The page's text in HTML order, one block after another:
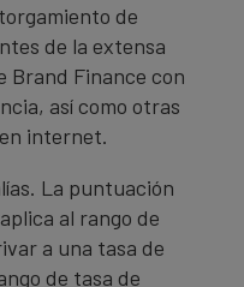
de
de la extensa
Brand Finance con
así como otras
internet.
La puntuación
al rango de
a una tasa de
de tasa de